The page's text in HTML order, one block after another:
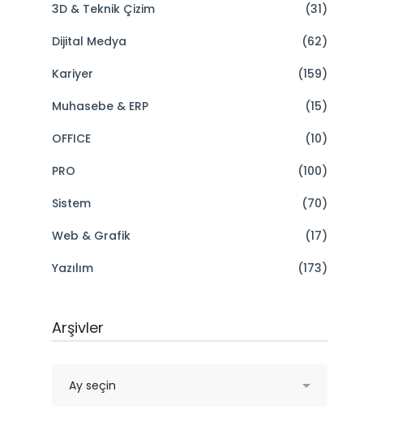
3D & Teknik Çizim
(31)
Dijital Medya
(62)
Kariyer
(159)
Muhasebe & ERP
(15)
OFFICE
(10)
PRO
(100)
Sistem
(70)
Web & Grafik
(17)
Yazılım
(173)
Arşivler